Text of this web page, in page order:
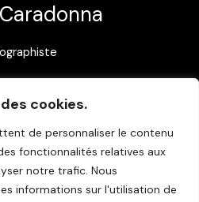
cookies.
de personnaliser le contenu
fonctionnalités relatives aux
notre trafic. Nous
informations sur l'utilisation de
Coysevox
bureau 3
Lyon
com